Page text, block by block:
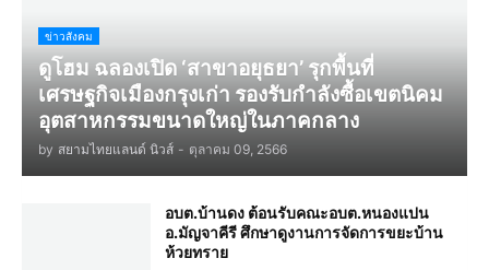
ข่าวสังคม
ดูโฮม ฉลองเปิด ‘สาขาอยุธยา’ รุกพื้นที่
เศรษฐกิจเมืองกรุงเก่า รองรับกำลังซื้อเขตนิคม
อุตสาหกรรมขนาดใหญ่ในภาคกลาง
by สยามไทยแลนด์ นิวส์ - ตุลาคม 09, 2566
อบต.บ้านดง ต้อนรับคณะอบต.หนองแปน
อ.มัญจาคีรี ศึกษาดูงานการจัดการขยะบ้าน
ห้วยทราย